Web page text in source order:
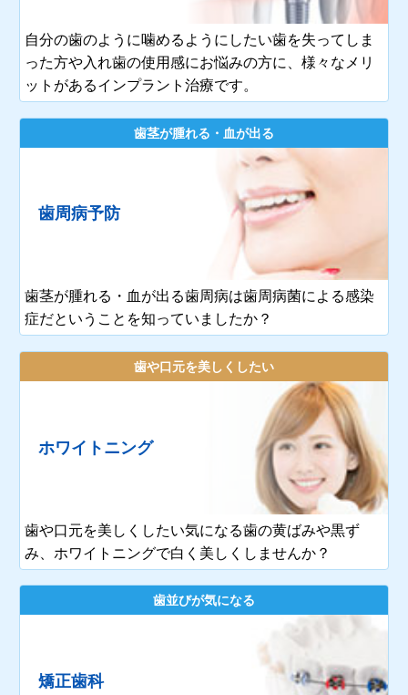
自分の歯のように噛めるようにしたい歯を失ってしま
った方や入れ歯の使用感にお悩みの方に、様々なメリ
ットがあるインプラント治療です。
歯茎が腫れる・血が出る
歯周病予防
歯茎が腫れる・血が出る歯周病は歯周病菌による感染
症だということを知っていましたか？
歯や口元を美しくしたい
ホワイトニング
歯や口元を美しくしたい気になる歯の黄ばみや黒ず
み、ホワイトニングで白く美しくしませんか？
歯並びが気になる
矯正歯科